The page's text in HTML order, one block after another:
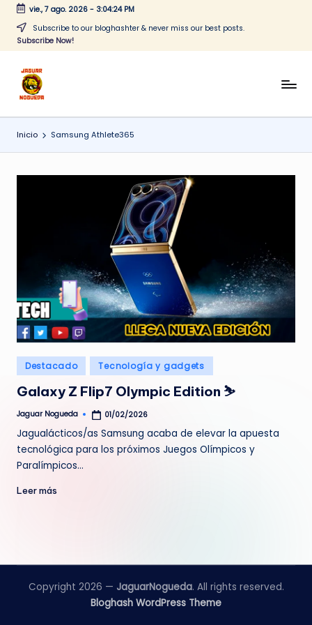
Saltar
vie., 7 ago. 2026- 3:04:24 PM
Subscribe to our bloghashter & never miss our best posts.
Subscribe Now!
J
a
g
u
e
d
a
CONTENIDO
Inicio Samsung Athlete365
Publicado
en
Destacado Tecnología y gadgets
Galaxy Z Flip7 Olympic Edition ⛷️
Publicado
Jaguar Nogueda 01/02/2026
Jagualácticos/as Samsung acaba de elevar la apuesta
tecnológica para los próximos Juegos Olímpicos y
Paralímpicos…
Leer más
Copyright 2026 — JaguarNogueda. All rights reserved.
Bloghash WordPress Theme